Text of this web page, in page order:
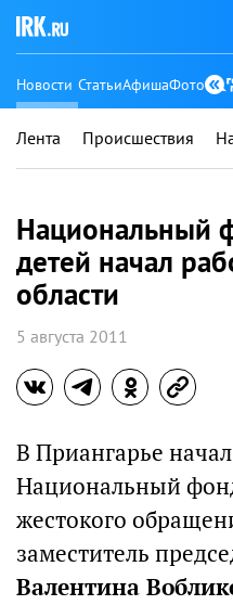
Новости СтатьиАфишаФото
Лента Происшествия
Национальный
детей начал
области
5 августа 2011
В Приангарье
Национальный
жестокого
заместитель
Валентина